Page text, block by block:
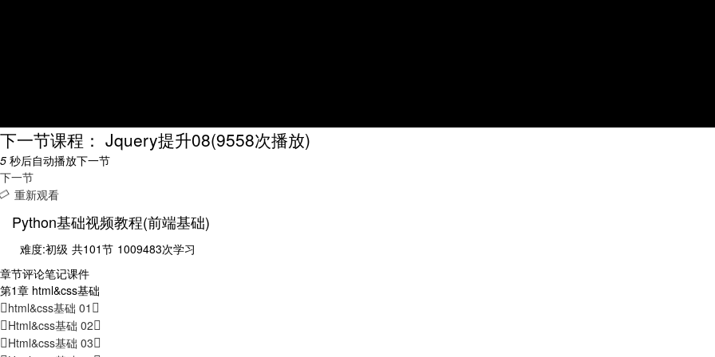
下一节课程： Jquery提升08(9558次播放)
5 秒后自动播放下一节
下一节
重新观看
Python基础视频教程(前端基础)
难度:初级 共101节 1009483次学习
章节评论笔记课件
第1章 html&css基础
html&css基础 01
Html&css基础 02
Html&css基础 03